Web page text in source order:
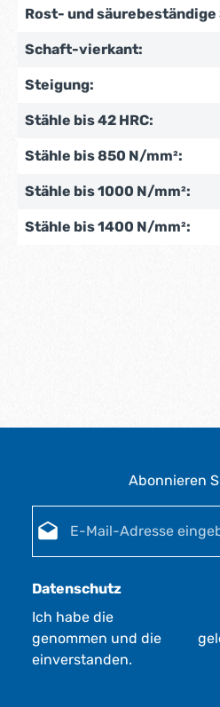
Rost- und säurebeständige
Schaft-vierkant:
Steigung:
Stähle bis 42 HRC:
Stähle bis 850 N/mm²:
Stähle bis 1000 N/mm²:
Stähle bis 1400 N/mm²:
Abonnieren
Datenschutz
Ich habe die
genommen und die
einverstanden.